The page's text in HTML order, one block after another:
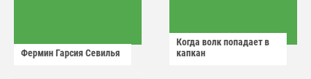
Фермин Гарсия Севилья
Когда волк попадает в
капкан